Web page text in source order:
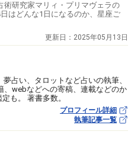
術研究家マリィ・プリマヴェラの
はどんな1日になるのか、星座ご
更新日： 2025年05月13日
占い、タロットなど占いの執筆、
、webなどへの寄稿、連載などのか
も。 著書多数。
プロフィール詳細
執筆記事一覧